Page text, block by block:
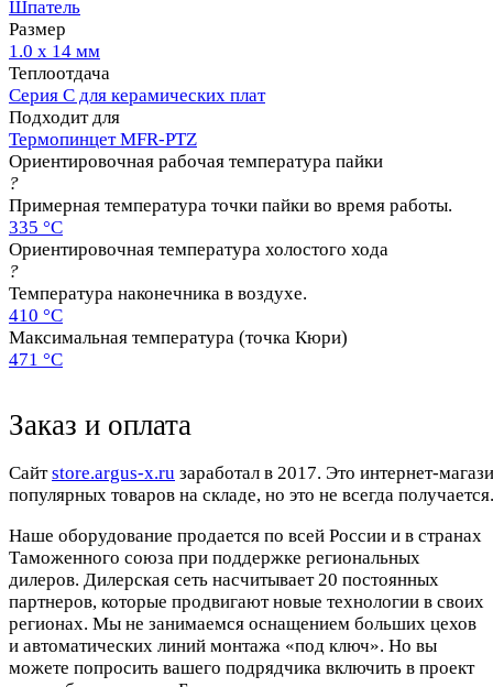
Шпатель
Размер
1.0 х 14 мм
Теплоотдача
Серия C для керамических плат
Подходит для
Термопинцет MFR-PTZ
Ориентировочная рабочая температура пайки
?
Примерная температура точки пайки во время работы.
335 °C
Ориентировочная температура холостого хода
?
Температура наконечника в воздухе.
410 °C
Максимальная температура (точка Кюри)
471 °C
Заказ и оплата
Cайтstore.argus-x.ru заработал в 2017. Это интернет-
популярных товаров на складе, но это не всегда
Наше оборудование продается по всей России и в странах
Таможенного союза при поддержке региональных
дилеров. Дилерская сеть насчитывает 20 постоянных
партнеров, которые продвигают новые технологии в своих
регионах. Мы не занимаемся оснащением больших цехов
и автоматических линий монтажа «под ключ». Но вы
можете попросить вашего подрядчика включить в проект